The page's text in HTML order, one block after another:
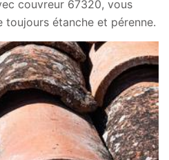
couvreur 67320, vous
toujours étanche et pérenne.